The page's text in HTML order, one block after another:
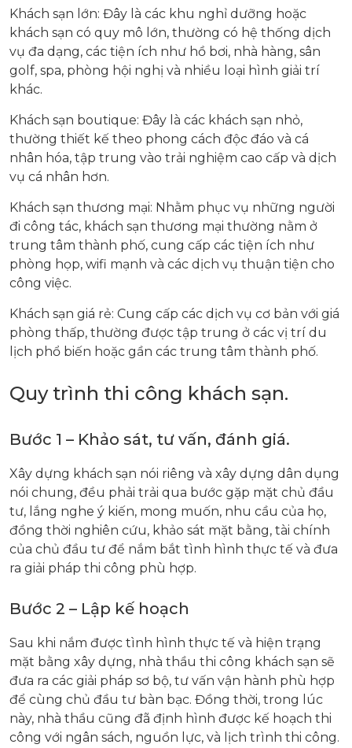
Khách sạn lớn: Đây là các khu nghỉ dưỡng hoặc
khách sạn có quy mô lớn, thường có hệ thống dịch
vụ đa dạng, các tiện ích như hồ bơi, nhà hàng, sân
golf, spa, phòng hội nghị và nhiều loại hình giải trí
khác.
Khách sạn boutique: Đây là các khách sạn nhỏ,
thường thiết kế theo phong cách độc đáo và cá
nhân hóa, tập trung vào trải nghiệm cao cấp và dịch
vụ cá nhân hơn.
Khách sạn thương mại: Nhằm phục vụ những người
đi công tác, khách sạn thương mại thường nằm ở
trung tâm thành phố, cung cấp các tiện ích như
phòng họp, wifi mạnh và các dịch vụ thuận tiện cho
công việc.
Khách sạn giá rẻ: Cung cấp các dịch vụ cơ bản với giá
phòng thấp, thường được tập trung ở các vị trí du
lịch phổ biến hoặc gần các trung tâm thành phố.
Quy trình thi công khách sạn.
Bước 1 – Khảo sát, tư vấn, đánh giá.
Xây dựng khách sạn nói riêng và xây dựng dân dụng
nói chung, đều phải trải qua bước gặp mặt chủ đầu
tư, lắng nghe ý kiến, mong muốn, nhu cầu của họ,
đồng thời nghiên cứu, khảo sát mặt bằng, tài chính
của chủ đầu tư để nắm bắt tình hình thực tế và đưa
ra giải pháp thi công phù hợp.
Bước 2 – Lập kế hoạch
Sau khi nắm được tình hình thực tế và hiện trạng
mặt bằng xây dựng, nhà thầu thi công khách sạn sẽ
đưa ra các giải pháp sơ bộ, tư vấn vận hành phù hợp
để cùng chủ đầu tư bàn bạc. Đồng thời, trong lúc
này, nhà thầu cũng đã định hình được kế hoạch thi
công với ngân sách, nguồn lực, và lịch trình thi công.